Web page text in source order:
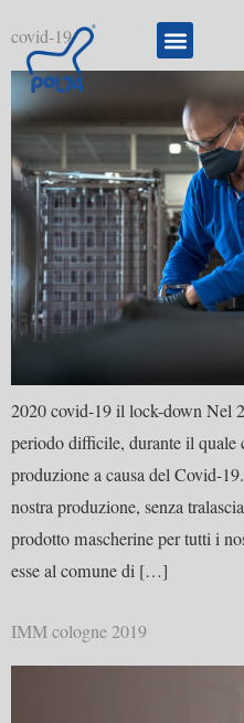
covid-19
2020 covid-19 il lock-down Nel
periodo difficile, durante il quale
produzione a causa del Covid-
nostra produzione, senza
prodotto mascherine per tutti i
esse al comune di […]
IMM cologne 2019